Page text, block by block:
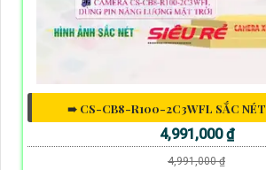
➠ CS-CB8-R100-2C3WFL SẮC
4,991,000 ₫
4,991,000 ₫